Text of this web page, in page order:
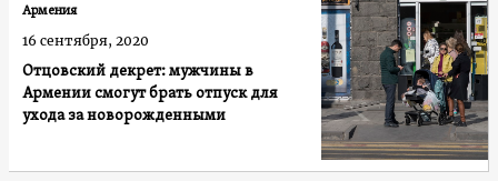
Отцовский декрет: мужчины в
Армении смогут брать отпуск для
ухода за новорожденными
Армения
16 сентября, 2020